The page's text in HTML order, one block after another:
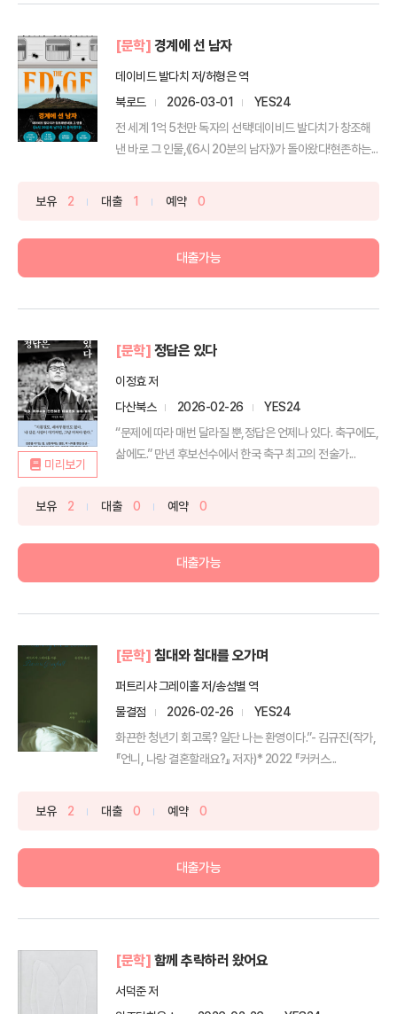
[문학] 경계에 선 남자
데이비드 발다치 저/허형은 역
북로드
2026-03-01
YES24
전 세계 1억 5천만 독자의 선택!데이비드 발다치가 창조해
낸 바로 그 인물,《6시 20분의 남자》가 돌아왔다!현존하는...
보유 2 대출 1 예약 0
대출가능
미리보기
[문학] 정답은 있다
이정효 저
다산북스
2026-02-26
YES24
“문제에 따라 매번 달라질 뿐,정답은 언제나 있다. 축구에도,
삶에도.” 만년 후보선수에서 한국 축구 최고의 전술가...
보유 2 대출 0 예약 0
대출가능
[문학] 침대와 침대를 오가며
퍼트리샤 그레이홀 저/송섬별 역
물결점
2026-02-26
YES24
화끈한 청년기 회고록? 일단 나는 환영이다.”- 김규진(작가,
『언니, 나랑 결혼할래요?』 저자)* 2022 『커커스...
보유 2 대출 0 예약 0
대출가능
[문학] 함께 추락하러 왔어요
서덕준 저